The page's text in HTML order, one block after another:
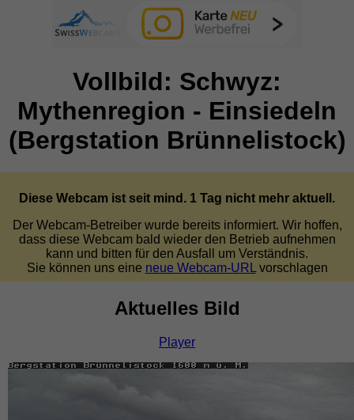
Vollbild: Schwyz:
Mythenregion - Einsiedeln
(Bergstation Brünnelistock)
Diese Webcam ist seit mind. 1 Tag nicht mehr aktuell.
Der Webcam-Betreiber wurde bereits informiert. Wir hoffen,
dass diese Webcam bald wieder den Betrieb aufnehmen
kann und bitten für den Ausfall um Verständnis.
Sie können uns eine neue Webcam-URL vorschlagen
Aktuelles Bild
Player